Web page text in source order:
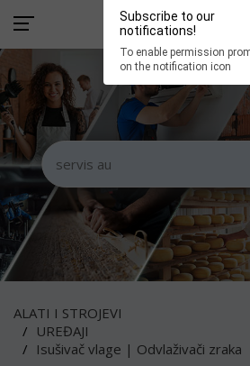
Subscribe to our
notifications!
To enable permission
on the notification icon
ALATI I STROJEVI
UREĐAJI
Isušivač vlage | Odvlaživači zraka